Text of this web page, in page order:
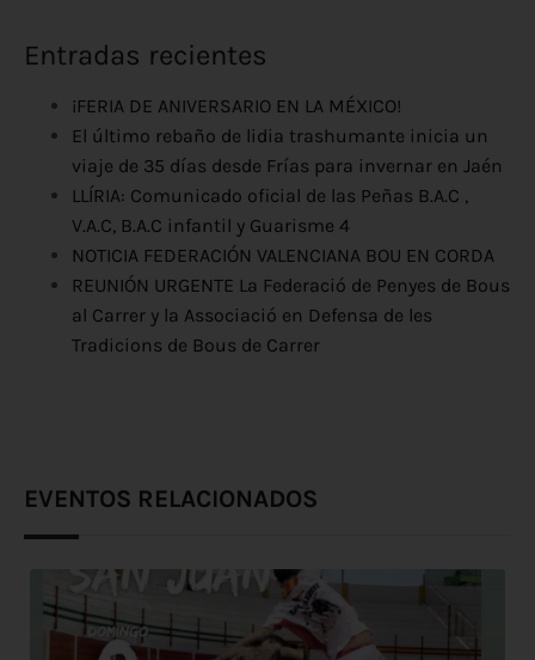
Entradas recientes
¡FERIA DE ANIVERSARIO EN LA MÉXICO!
El último rebaño de lidia trashumante inicia un
viaje de 35 días desde Frías para invernar en Jaén
LLÍRIA: Comunicado oficial de las Peñas B.A.C ,
V.A.C, B.A.C infantil y Guarisme 4
NOTICIA FEDERACIÓN VALENCIANA BOU EN CORDA
REUNIÓN URGENTE La Federació de Penyes de Bous
al Carrer y la Associació en Defensa de les
Tradicions de Bous de Carrer
EVENTOS RELACIONADOS